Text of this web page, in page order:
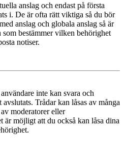
anslag och endast på första
i. De är ofta rätt viktiga så du bör
anslag och globala anslag så är
bestämmer vilken behörighet
notiser.
inte kan svara och
Trådar kan låsas av många
moderatorer eller
är möjligt att du också kan låsa dina